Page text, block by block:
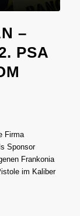
–
PSA
Firma
Sponsor
Frankonia
im Kaliber